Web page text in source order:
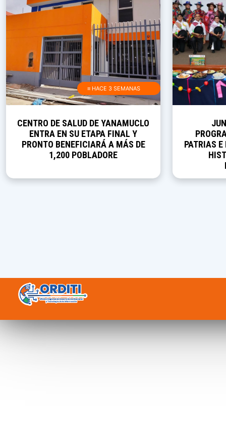
≡ HACE 3 SEMANAS
CENTRO DE SALUD DE YANAMUCLO
ENTRA EN SU ETAPA FINAL Y
PRONTO BENEFICIARÁ A MÁS DE
1,200 POBLADORE
PATRIAS